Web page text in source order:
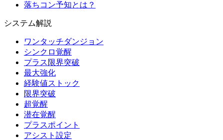
落ちコン予知とは？
システム解説
ワンタッチダンジョン
シンクロ覚醒
プラス限界突破
最大強化
経験値ストック
限界突破
超覚醒
潜在覚醒
プラスポイント
アシスト設定